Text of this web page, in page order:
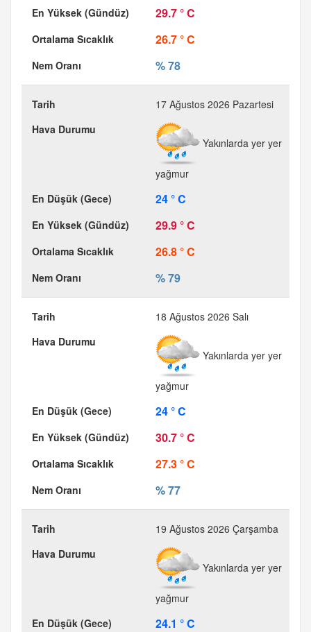
29.7 ° C
26.7 ° C
% 78
17 Ağustos 2026 Pazartesi
Yakınlarda yer yer
yağmur
24 ° C
29.9 ° C
26.8 ° C
% 79
18 Ağustos 2026 Salı
Yakınlarda yer yer
yağmur
24 ° C
30.7 ° C
27.3 ° C
% 77
19 Ağustos 2026 Çarşamba
Yakınlarda yer yer
yağmur
24.1 ° C